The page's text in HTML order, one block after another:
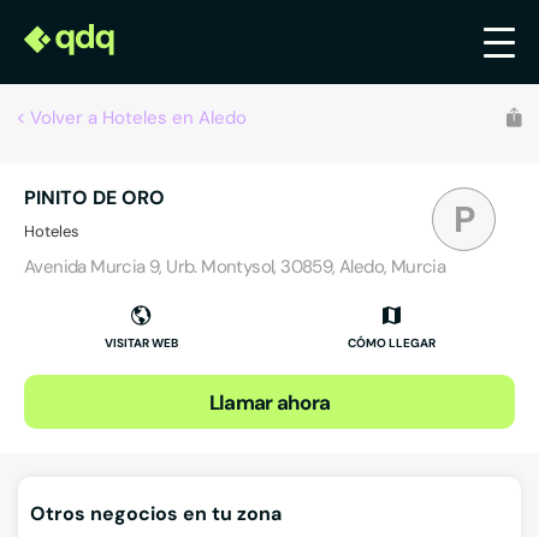
Volver a Hoteles en Aledo
P
PINITO DE ORO
Hoteles
Avenida Murcia 9, Urb. Montysol, 30859, Aledo, Murcia
VISITAR WEB CÓMO LLEGAR
Llamar ahora
Otros negocios en tu zona